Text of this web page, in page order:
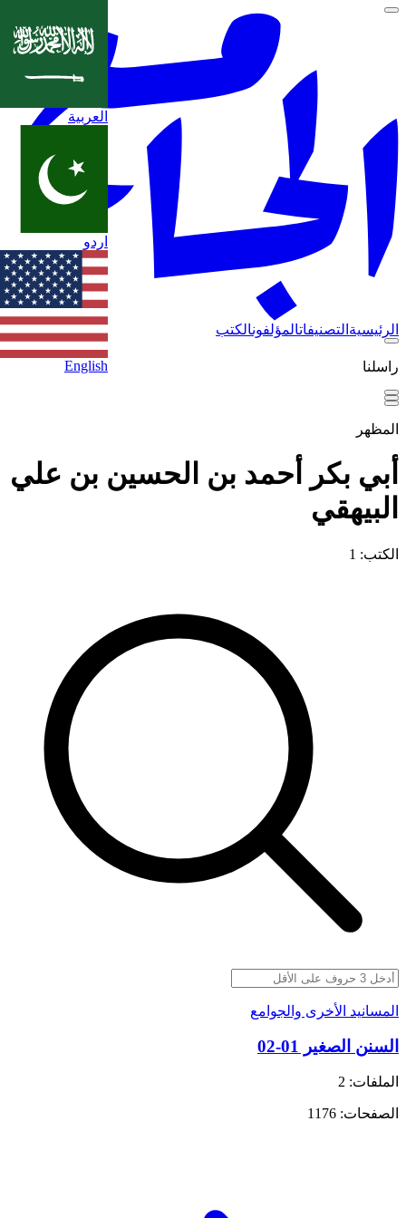
الرئيسية التصنيفاتالمؤلفونالكتب
راسلنا
العربية
اردو
English
المظهر
أبي بكر أحمد بن الحسين بن علي
البيهقي
الكتب: 1
المسانيد الأخرى والجوامع
السنن الصغير 01-02
الملفات: 2
الصفحات: 1176